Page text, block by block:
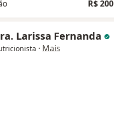
R$ 200
Larissa Fernanda
· Mais